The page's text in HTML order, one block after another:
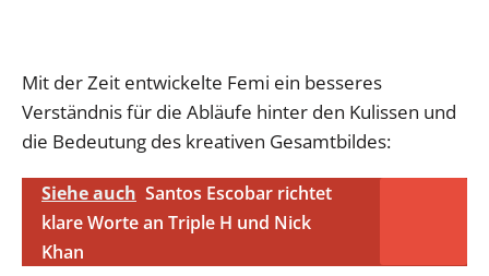
Mit der Zeit entwickelte Femi ein besseres
Verständnis für die Abläufe hinter den Kulissen und
die Bedeutung des kreativen Gesamtbildes:
Siehe auch Santos Escobar richtet
klare Worte an Triple H und Nick
Khan